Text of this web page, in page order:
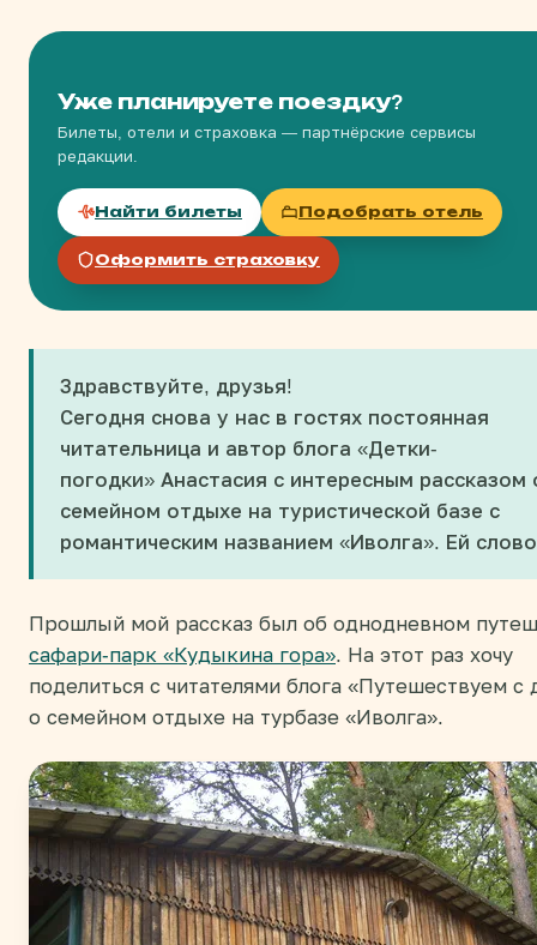
Уже планируете поездку?
Билеты, отели и страховка — партнёрские сервисы
редакции.
Найти билеты Подобрать отель
Оформить страховку
Здравствуйте, друзья!
Сегодня снова у нас в гостях постоянная
читательница и автор блога «Детки-
погодки» Анастасия с интересным рассказом
семейном отдыхе на туристической базе с
романтическим названием «Иволга». Ей
Прошлый мой рассказ был об однодневном
сафари-парк «Кудыкина гора» . На этот раз хочу
поделиться с читателями блога «Путешествуем с
о семейном отдыхе на турбазе «Иволга».